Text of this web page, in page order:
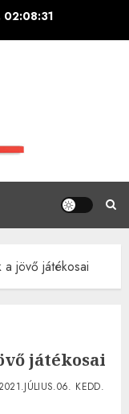
02:08:32
jövő játékosai
játékosai
KEDD.